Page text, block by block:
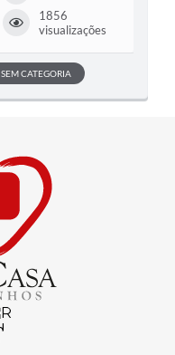
1856
visualizações
SEM CATEGORIA